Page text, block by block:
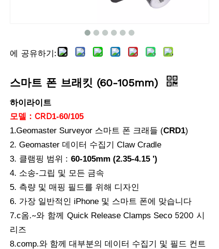
에 공유하기:
스마트 폰 브래킷 (60-105mm)
하이라이트
모델 : CRD1-60/105
1.Geomaster Surveyor 스마트 폰 크래들 (CRD1)
2. Geomaster 데이터 수집기 ​​Claw Cradle
3. 클램핑 범위 : 60-105mm (2.35-4.15 ')
4. 소송-그립 및 모든 금속
5. 측량 및 매핑 필드를 위해 디자인
6. 가장 일반적인 iPhone 및 스마트 폰에 맞습니다
7.c옴.~와 함께 Quick Release Clamps Seco 5200 시
리즈
8.comp.와 함께 대부분의 데이터 수집기 ​​및 필드 컨트